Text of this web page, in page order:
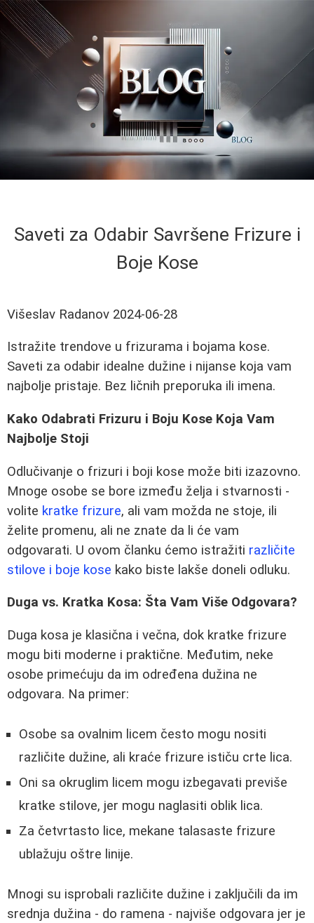
Saveti za Odabir Savršene Frizure i
Boje Kose
Višeslav Radanov 2024-06-28
Istražite trendove u frizurama i bojama kose.
Saveti za odabir idealne dužine i nijanse koja vam
najbolje pristaje. Bez ličnih preporuka ili imena.
Kako Odabrati Frizuru i Boju Kose Koja Vam
Najbolje Stoji
Odlučivanje o frizuri i boji kose može biti izazovno.
Mnoge osobe se bore između želja i stvarnosti -
volite kratke frizure, ali vam možda ne stoje, ili
želite promenu, ali ne znate da li će vam
odgovarati. U ovom članku ćemo istražiti različite
stilove i boje kose kako biste lakše doneli odluku.
Duga vs. Kratka Kosa: Šta Vam Više Odgovara?
Duga kosa je klasična i večna, dok kratke frizure
mogu biti moderne i praktične. Međutim, neke
osobe primećuju da im određena dužina ne
odgovara. Na primer:
Osobe sa ovalnim licem često mogu nositi
različite dužine, ali kraće frizure ističu crte lica.
Oni sa okruglim licem mogu izbegavati previše
kratke stilove, jer mogu naglasiti oblik lica.
Za četvrtasto lice, mekane talasaste frizure
ublažuju oštre linije.
Mnogi su isprobali različite dužine i zaključili da im
srednja dužina - do ramena - najviše odgovara jer je